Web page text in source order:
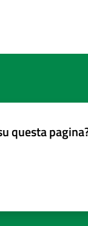
questa